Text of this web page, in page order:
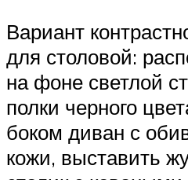
Вариант
для столовой:
на фоне светлой
полки черного
боком диван с
кожи, выставить